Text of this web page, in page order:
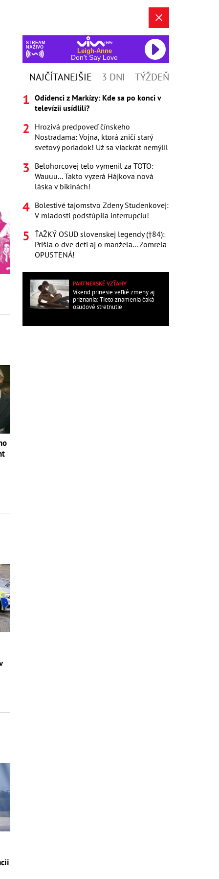
STREAM
NAŽIVO
Leigh-Anne
Don't Say Love
NAJČÍTANEJŠIE 3 DNI TÝŽDEŇ
Odídenci z Markízy: Kde sa po konci v
televízii usídlili?
Hrozivá predpoveď čínskeho
Nostradama: Vojna, ktorá zničí starý
svetový poriadok! Už sa viackrát nemýlil
Belohorcovej telo vymenil za TOTO:
Wauuu... Takto vyzerá Hájkova nová
láska v bikinách!
Bolestivé tajomstvo Zdeny Studenkovej:
V mladosti podstúpila interrupciu!
ŤAŽKÝ OSUD slovenskej legendy (†84):
Prišla o dve deti aj o manžela... Zomrela
OPUSTENÁ!
PARTNERSKÉ VZŤAHY
Víkend prinesie veľké zmeny aj
priznania: Tieto znamenia čaká
osudové stretnutie